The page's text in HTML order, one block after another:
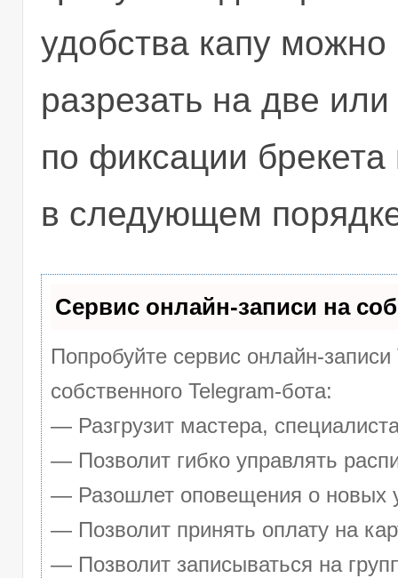
удобства капу можно
разрезать на две
по фиксации
в следующем
Сервис онлайн-записи на
Попробуйте сервис онлайн-
собственного Telegram-бота:
— Разгрузит мастера,
— Позволит гибко управлять
— Разошлет оповещения о новых
— Позволит принять оплату на
— Позволит записываться на